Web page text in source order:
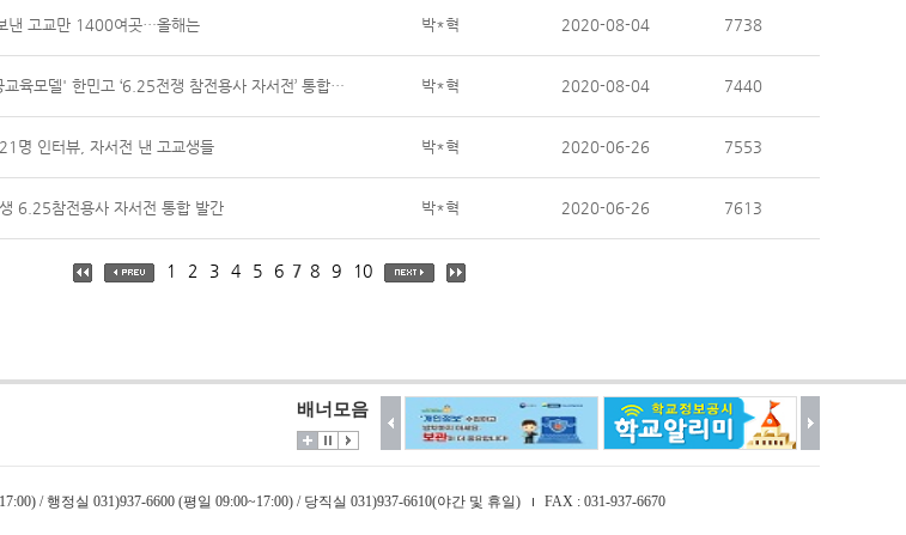
낸 고교만 1400여곳…올해는 박*혁 2020-08-04 7738
[베리타스 알파] '新공교육모델' 한민고 ‘6.25전쟁 참전용사 자서전’ 통합본 발간 박*혁 2020-08-04 7440
명 인터뷰, 자서전 낸 고교생들 박*혁 2020-06-26 7553
6.25참전용사 자서전 통합 발간 박*혁 2020-06-26 7613
1 2 3 4 5 6 7 8 9 10
/ 행정실 031)937-6600 (평일 09:00~17:00) / 당직실 031)937-6610(야간 및 휴일)
FAX : 031-937-6670
배너모음